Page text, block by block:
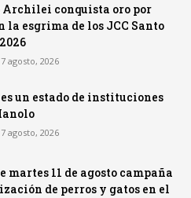
Archilei conquista oro por
la esgrima de los JCC Santo
7 agosto, 2026
un estado de instituciones
7 agosto, 2026
martes 11 de agosto campaña
de perros y gatos en el